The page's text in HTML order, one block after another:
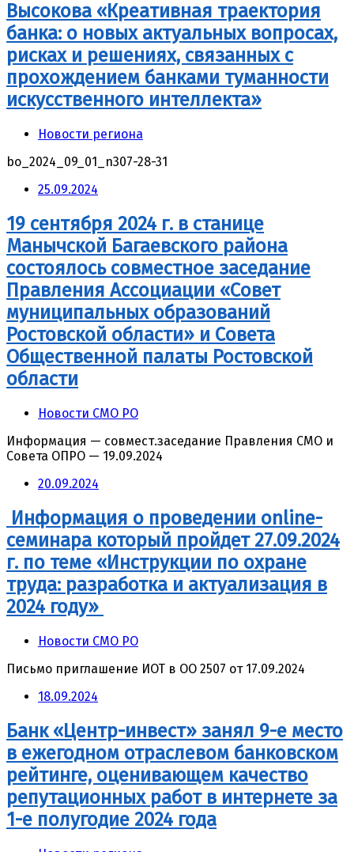
Высокова «Креативная траектория
банка: о новых актуальных вопросах,
рисках и решениях, связанных с
прохождением банками туманности
искусственного интеллекта»
Новости региона
bo_2024_09_01_n307-28-31
25.09.2024
19 сентября 2024 г. в станице
Манычской Багаевского района
состоялось совместное заседание
Правления Ассоциации «Совет
муниципальных образований
Ростовской области» и Совета
Общественной палаты Ростовской
области
Новости СМО РО
Информация — совмест.заседание Правления СМО и
Совета ОПРО — 19.09.2024
20.09.2024
Информация о проведении online-
семинара который пройдет 27.09.2024
г. по теме «Инструкции по охране
труда: разработка и актуализация в
2024 году»
Новости СМО РО
Письмо приглашение ИОТ в ОО 2507 от 17.09.2024
18.09.2024
Банк «Центр-инвест» занял 9-е место
в ежегодном отраслевом банковском
рейтинге, оценивающем качество
репутационных работ в интернете за
1-е полугодие 2024 года